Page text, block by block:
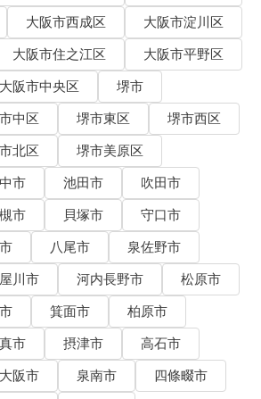
大阪市西成区
大阪市淀川区
大阪市住之江区
大阪市平野区
大阪市中央区
堺市
中区 堺市東区
堺市西区
北区
堺市美原区
市 池田市
吹田市
市 貝塚市
守口市
八尾市
泉佐野市
川市 河内長野市
松原市
箕面市
柏原市
市 摂津市
高石市
阪市 泉南市
四條畷市